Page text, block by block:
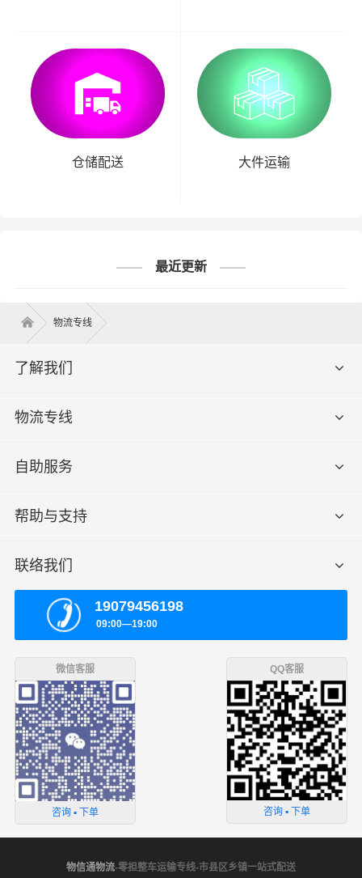
仓储配送 大件运输
最近更新
物流专线
了解我们
物流专线
自助服务
帮助与支持
联络我们
19079456198
09:00—19:00
微信客服
咨询 ▪ 下单
QQ客服
咨询 ▪ 下单
物信通物流-零担整车运输专线-市县区乡镇一站式配送